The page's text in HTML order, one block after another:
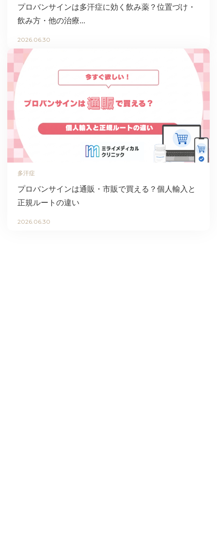
プロバンサインは多汗症に効く飲み薬？位置づけ・
飲み方・他の治療...
2026.06.30
多汗症
プロバンサインは通販・市販で買える？個人輸入と
正規ルートの違い
2026.06.30